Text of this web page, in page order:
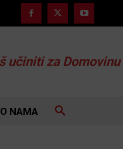
učiniti za Domovinu
O NAMA